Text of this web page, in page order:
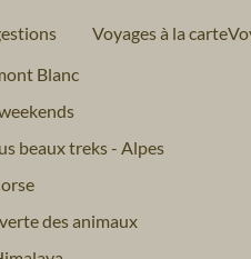
Blanc
beaux treks - Alpes
des animaux
Voyages à la carte